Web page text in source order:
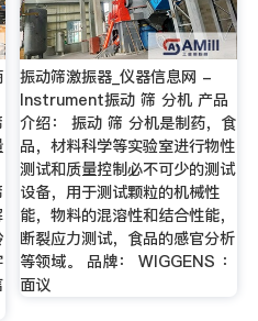
振动筛激振器_仪器信息网 -
Instrument振动 筛 分机 产品
介绍： 振动 筛 分机是制药，食
品，材料科学等实验室进行物性
测试和质量控制必不可少的测试
设备，用于测试颗粒的机械性
能，物料的混溶性和结合性能，
断裂应力测试，食品的感官分析
等领域。 品牌： WIGGENS ：
面议